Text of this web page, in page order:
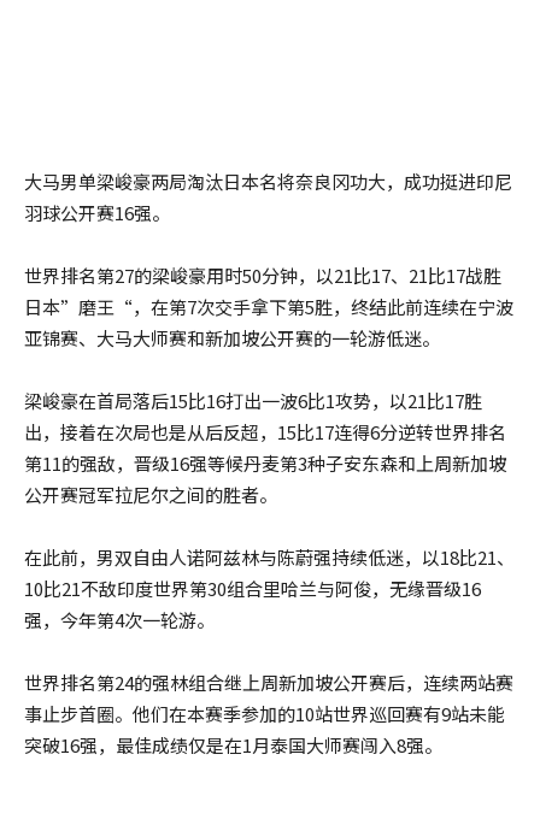
大马男单梁峻豪两局淘汰日本名将奈良冈功大，成功挺进印尼
羽球公开赛16强。
世界排名第27的梁峻豪用时50分钟，以21比17、21比17战胜
日本”磨王“，在第7次交手拿下第5胜，终结此前连续在宁波
亚锦赛、大马大师赛和新加坡公开赛的一轮游低迷。
梁峻豪在首局落后15比16打出一波6比1攻势，以21比17胜
出，接着在次局也是从后反超，15比17连得6分逆转世界排名
第11的强敌，晋级16强等候丹麦第3种子安东森和上周新加坡
公开赛冠军拉尼尔之间的胜者。
在此前，男双自由人诺阿兹林与陈蔚强持续低迷，以18比21、
10比21不敌印度世界第30组合里哈兰与阿俊，无缘晋级16
强，今年第4次一轮游。
世界排名第24的强林组合继上周新加坡公开赛后，连续两站赛
事止步首圈。他们在本赛季参加的10站世界巡回赛有9站未能
突破16强，最佳成绩仅是在1月泰国大师赛闯入8强。